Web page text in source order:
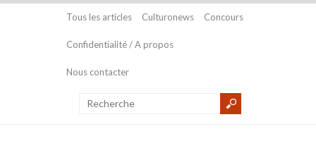
Tous les articles Culturonews Concours
Confidentialité / A propos
Nous contacter